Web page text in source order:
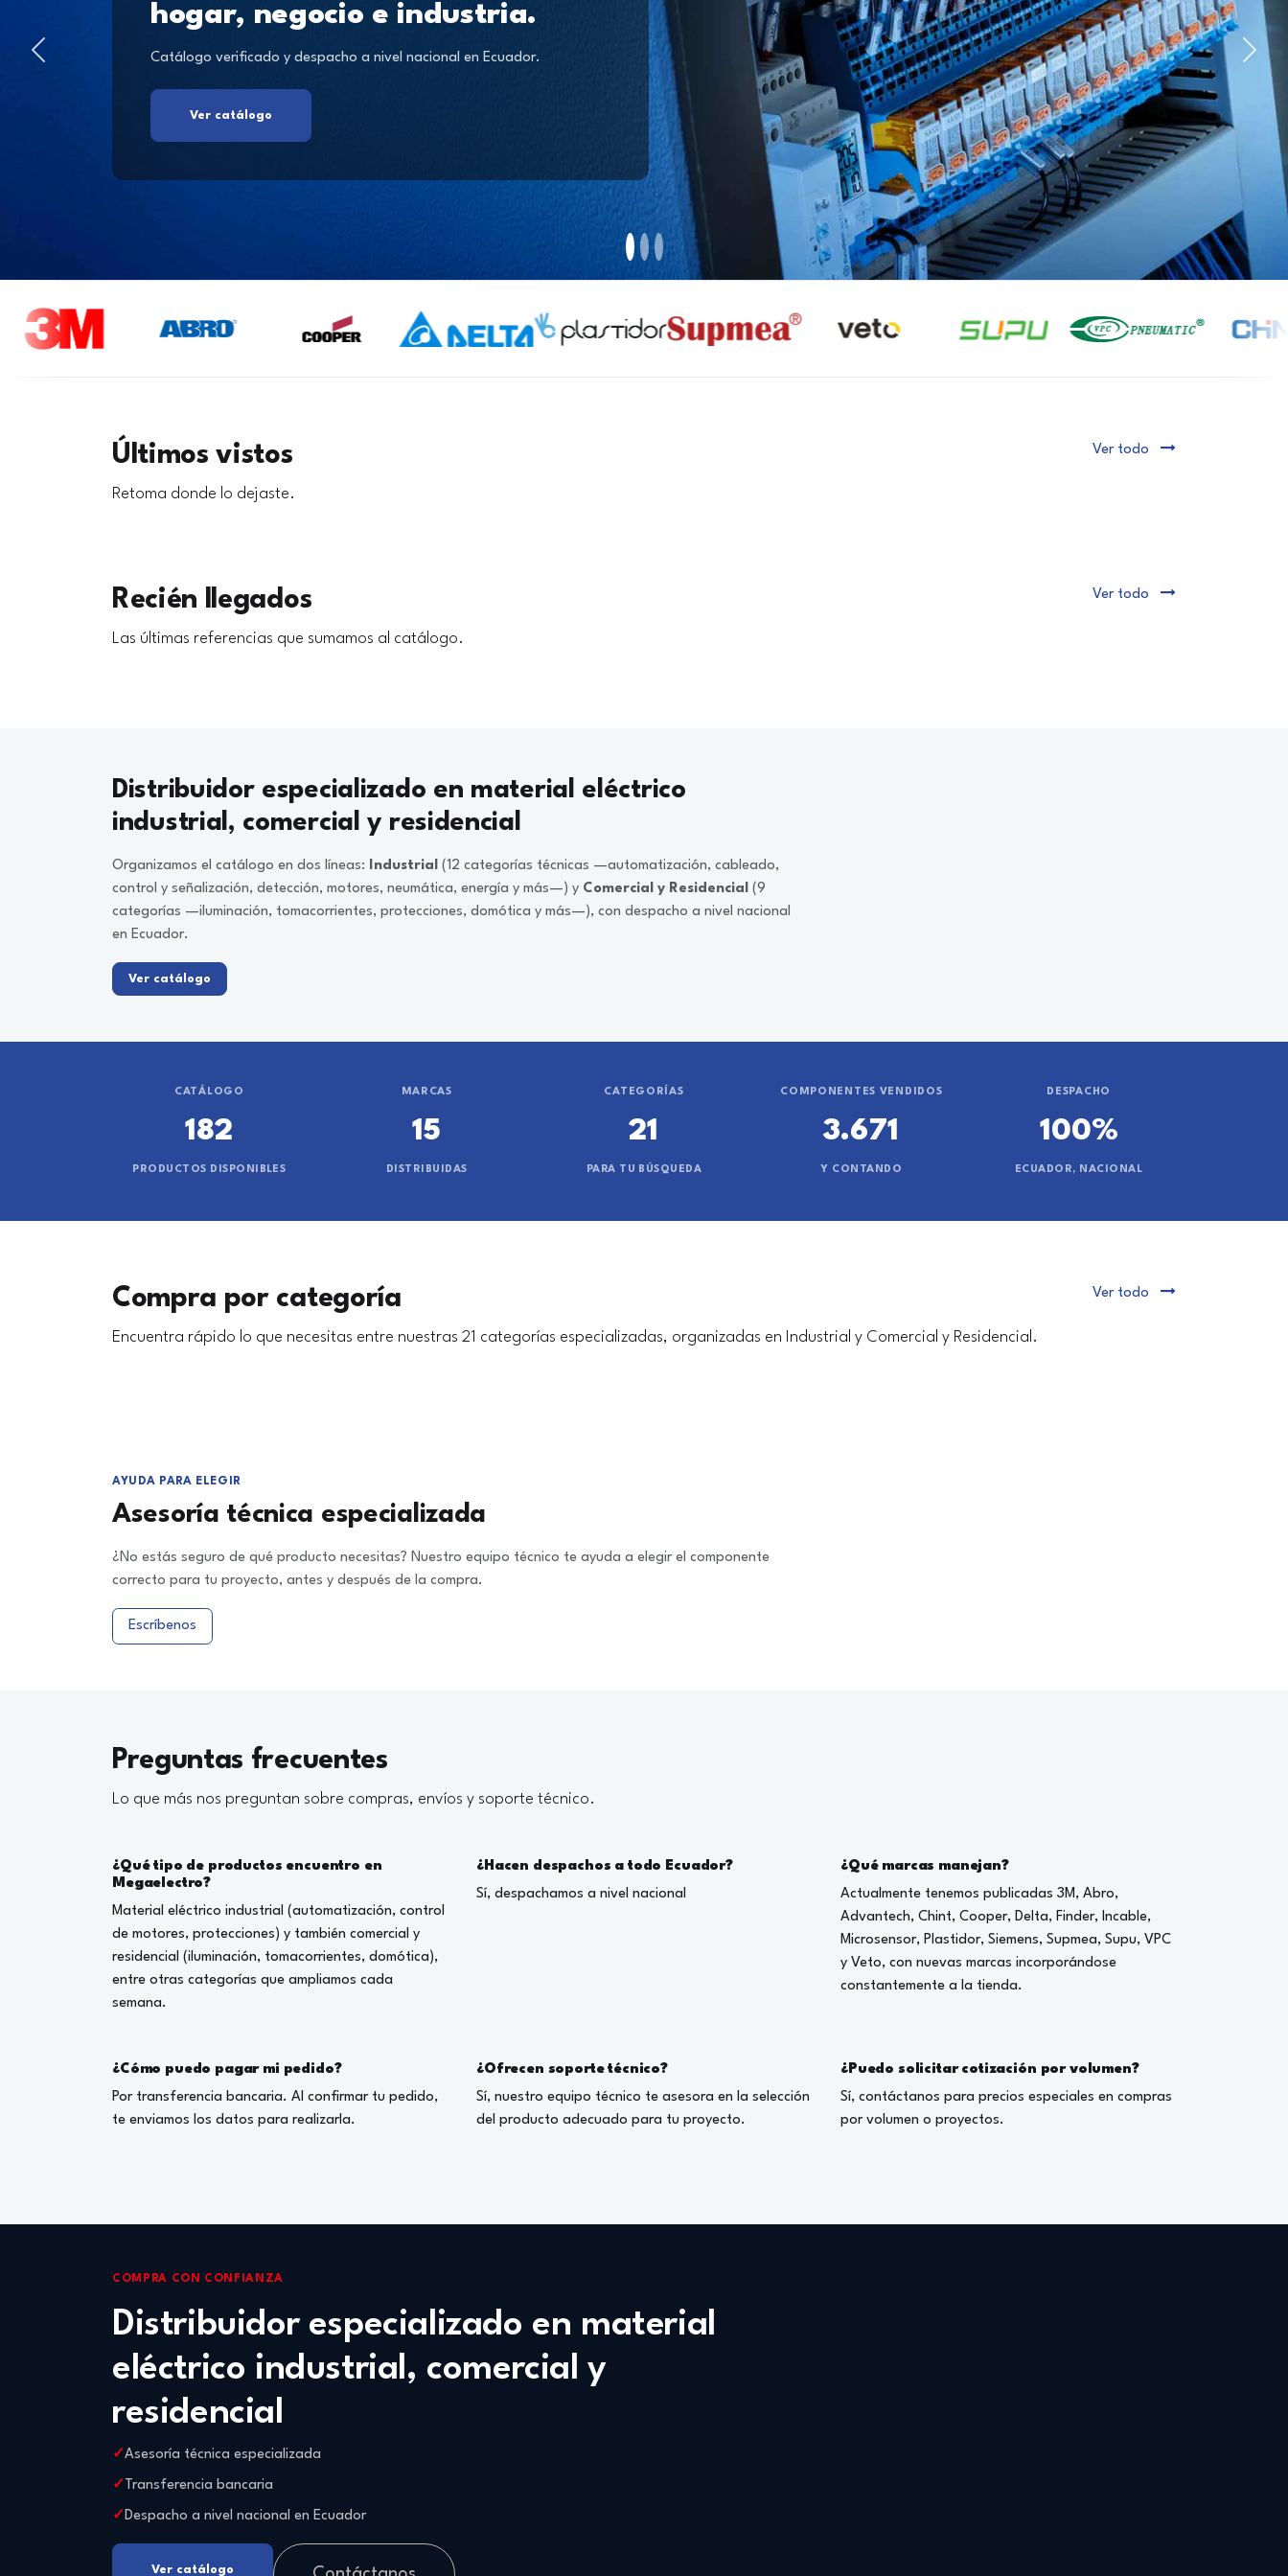
hogar, negocio e industria.
Catálogo verificado y despacho a nivel nacional en Ecuador.
Ver catálogo
Últimos vistos
Retoma donde lo dejaste.
Ver todo
Recién llegados
Las últimas referencias que sumamos al catálogo.
Ver todo
Distribuidor especializado en material eléctrico
industrial, comercial y residencial
Organizamos el catálogo en dos líneas: Industrial (12 categorías técnicas —automatización, cableado,
control y señalización, detección, motores, neumática, energía y más—) y Comercial y Residencial (9
categorías —iluminación, tomacorrientes, protecciones, domótica y más—), con despacho a nivel nacional
en Ecuador.
Ver catálogo
CATÁLOGO
182
PRODUCTOS DISPONIBLES
MARCAS
15
DISTRIBUIDAS
CATEGORÍAS
21
PARA TU BÚSQUEDA
COMPONENTES VENDIDOS
3.671
Y CONTANDO
DESPACHO
100%
ECUADOR, NACIONAL
Compra por categoría
Encuentra rápido lo que necesitas entre nuestras 21 categorías especializadas, organizadas en Industrial y Comercial y Residencial.
Ver todo
AYUDA PARA ELEGIR
Asesoría técnica especializada
¿No estás seguro de qué producto necesitas? Nuestro equipo técnico te ayuda a elegir el componente
correcto para tu proyecto, antes y después de la compra.
Escríbenos
Preguntas frecuentes
Lo que más nos preguntan sobre compras, envíos y soporte técnico.
¿Qué tipo de productos encuentro en
Megaelectro?
Material eléctrico industrial (automatización, control
de motores, protecciones) y también comercial y
residencial (iluminación, tomacorrientes, domótica),
entre otras categorías que ampliamos cada
semana.
¿Hacen despachos a todo Ecuador?
Sí, despachamos a nivel nacional
¿Qué marcas manejan?
Actualmente tenemos publicadas 3M, Abro,
Advantech, Chint, Cooper, Delta, Finder, Incable,
Microsensor, Plastidor, Siemens, Supmea, Supu, VPC
y Veto, con nuevas marcas incorporándose
constantemente a la tienda.
¿Cómo puedo pagar mi pedido?
Por transferencia bancaria. Al confirmar tu pedido,
te enviamos los datos para realizarla.
¿Ofrecen soporte técnico?
Sí, nuestro equipo técnico te asesora en la selección
del producto adecuado para tu proyecto.
¿Puedo solicitar cotización por volumen?
Sí, contáctanos para precios especiales en compras
por volumen o proyectos.
COMPRA CON CONFIANZA
Distribuidor especializado en material
eléctrico industrial, comercial y
residencial
Asesoría técnica especializada
Transferencia bancaria
Despacho a nivel nacional en Ecuador
Ver catálogo